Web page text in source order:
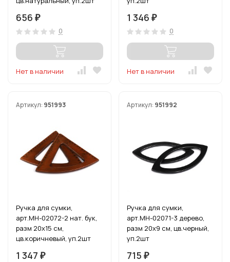
656 ₽
0
Нет в наличии
1 346 ₽
0
Нет в наличии
Артикул: 951993
Ручка для сумки,
арт.МН-02072-2 нат. бук,
разм 20х15 см,
цв.коричневый, уп.2шт
1 347 ₽
Артикул: 951992
Ручка для сумки,
арт.МН-02071-3 дерево,
разм 20х9 см, цв.черный,
уп.2шт
715 ₽